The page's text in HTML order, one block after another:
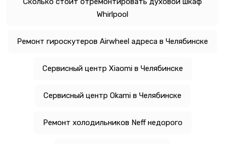
Whirlpool
Ремонт гироскутеров Airwheel адреса в Челябинске
Сервисный центр Xiaomi в Челябинске
Сервисный центр Okami в Челябинске
Ремонт холодильников Neff недорого